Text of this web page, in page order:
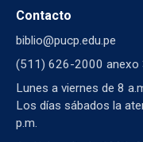
Contacto
biblio@pucp.edu.pe
(511) 626-2000 anexo
Lunes a viernes de 8
Los días sábados la
p.m.